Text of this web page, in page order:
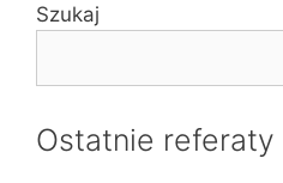
Szukaj
Ostatnie referaty